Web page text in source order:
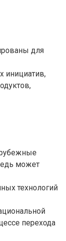
для
инициатив,
может
технологий
перехода